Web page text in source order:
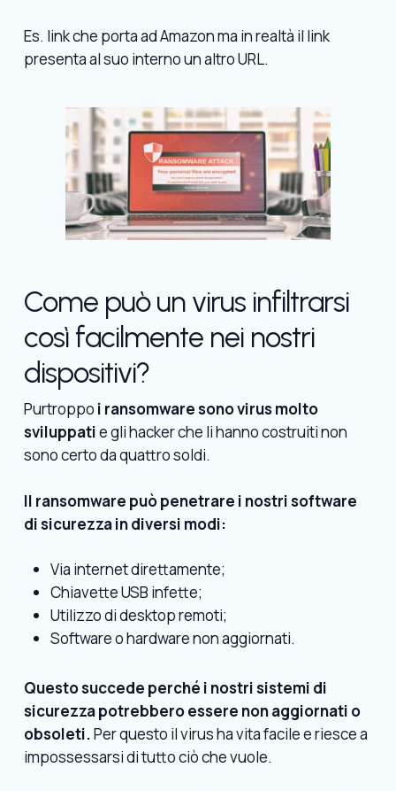
Es. link che porta ad Amazon ma in realtà il link
presenta al suo interno un altro URL.
Come può un virus infiltrarsi
così facilmente nei nostri
dispositivi?
Purtroppo i ransomware sono virus molto
sviluppatie gli hacker che li hanno costruiti non
sono certo da quattro soldi.
Il ransomware può penetrare i nostri software
di sicurezza in diversi modi:
Via internet direttamente;
Chiavette USB infette;
Utilizzo di desktop remoti;
Software o hardware non aggiornati.
Questo succede perché i nostri sistemi di
sicurezza potrebbero essere non aggiornati o
obsoleti.Per questo il virus ha vita facile e riesce a
impossessarsi di tutto ciò che vuole.